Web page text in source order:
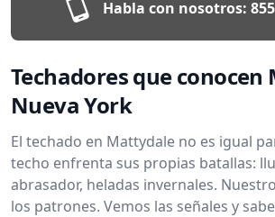
Habla con nosotros:
Techadores que
Nueva York
El techado en Mattydale no es igual
techo enfrenta sus propias batallas:
abrasador, heladas invernales.
los patrones. Vemos las señales y